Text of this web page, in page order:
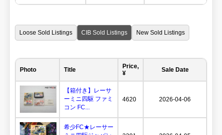
Loose Sold Listings CIB Sold Listings New Sold Listings
Photo Title
Price,
¥
Sale Date
【箱付き】レーサ
ーミニ四駆 ファミ
コン FC...
4620 2026-04-06
希少FC★レーサー